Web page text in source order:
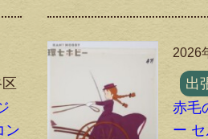
ン
2026
出
赤毛
ー